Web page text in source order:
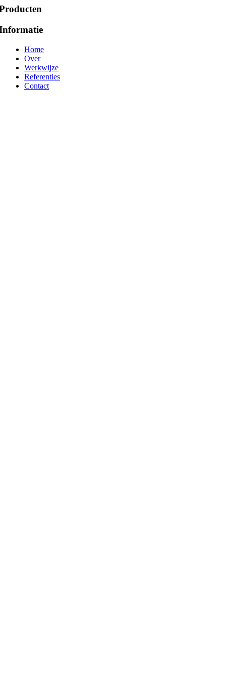
Home
Over
Werkwijze
Referenties
Contact